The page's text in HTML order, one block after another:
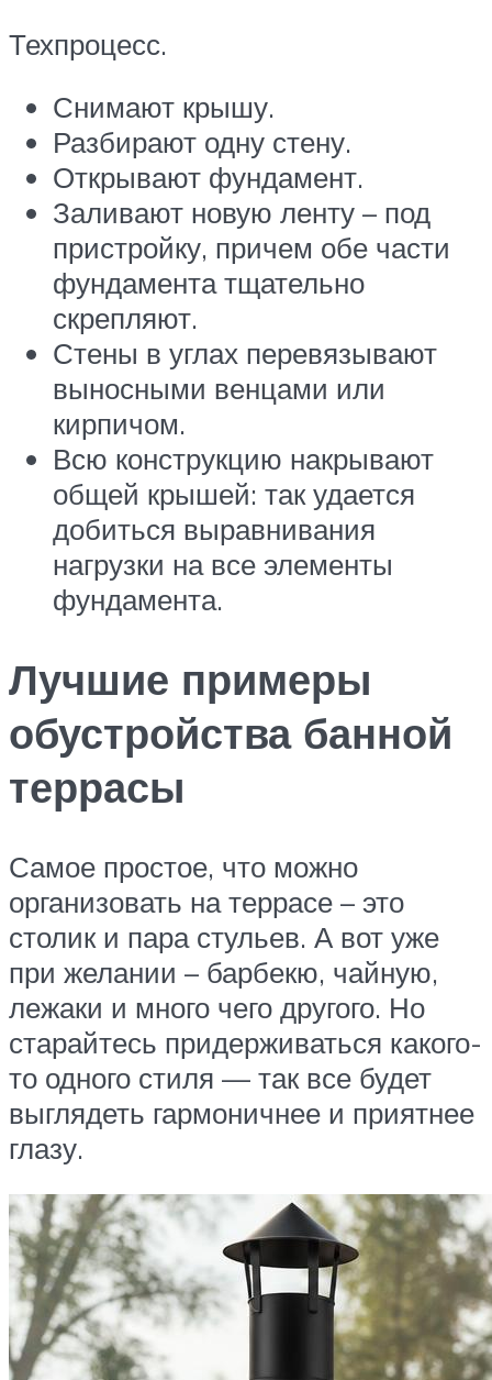
Техпроцесс.
Снимают крышу.
Разбирают одну стену.
Открывают фундамент.
Заливают новую ленту – под
пристройку, причем обе части
фундамента тщательно
скрепляют.
Стены в углах перевязывают
выносными венцами или
кирпичом.
Всю конструкцию накрывают
общей крышей: так удается
добиться выравнивания
нагрузки на все элементы
фундамента.
Лучшие примеры
обустройства банной
террасы
Самое простое, что можно
организовать на террасе – это
столик и пара стульев. А вот уже
при желании – барбекю, чайную,
лежаки и много чего другого. Но
старайтесь придерживаться какого-
то одного стиля — так все будет
выглядеть гармоничнее и приятнее
глазу.